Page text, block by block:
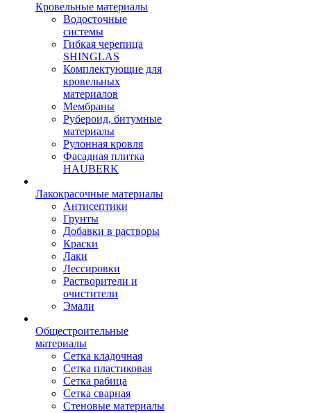
Кровельные материалы
Водосточные
системы
Гибкая черепица
SHINGLAS
Комплектующие для
кровельных
материалов
Мембраны
Рубероид, битумные
материалы
Рулонная кровля
Фасадная плитка
HAUBERK
Лакокрасочные материалы
Антисептики
Грунты
Добавки в растворы
Краски
Лаки
Лессировки
Растворители и
очистители
Эмали
Общестроительные
материалы
Сетка кладочная
Сетка пластиковая
Сетка рабица
Сетка сварная
Стеновые материалы